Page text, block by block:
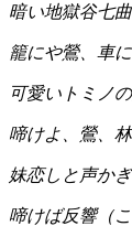
暗い地獄谷七曲
籠にや鶯、車に
可愛いトミノ
啼けよ、鶯、林
妹恋しと声かぎ
啼けば反響（こ